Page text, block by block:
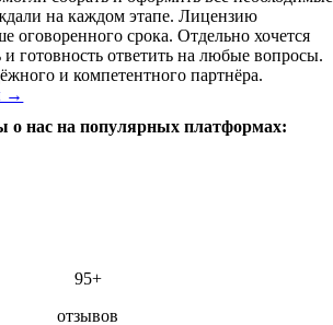
на каждом этапе. Лицензию
оговоренного срока. Отдельно хочется
и готовность ответить на любые вопросы.
и компетентного партнёра.
→
о нас на популярных платформах:
95+
отзывов